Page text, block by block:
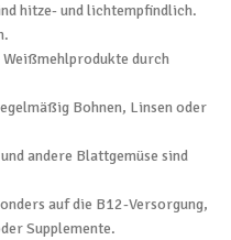
hitze- und lichtempfindlich.
Weißmehlprodukte durch
Bohnen, Linsen oder
andere Blattgemüse sind
auf die B12-Versorgung,
Supplemente.